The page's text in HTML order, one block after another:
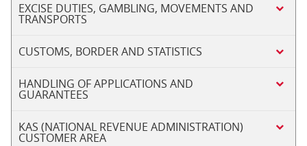
EXCISE DUTIES, GAMBLING, MOVEMENTS AND
TRANSPORTS
CUSTOMS, BORDER AND STATISTICS
HANDLING OF APPLICATIONS AND
GUARANTEES
KAS (NATIONAL REVENUE ADMINISTRATION)
CUSTOMER AREA